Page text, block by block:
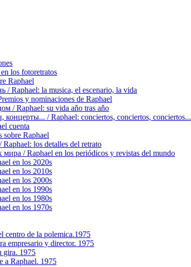
los fotoretratos
Raphael
/ Raphael: la musica, el escenario, la vida
y nominaciones de Raphael
/ Raphael: su vida aňo tras aňo
концерты... / Raphael: conciertos, сonciertos, сonciertos...
cuenta
Raphael
los detalles del retrato
мира / Raphael en los periódicos y revistas del mundo
en los 2020s
en los 2010s
en los 2000s
en los 1990s
en los 1980s
en los 1970s
centro de la polemica.1975
empresario y director. 1975
gira. 1975
a Raphael. 1975